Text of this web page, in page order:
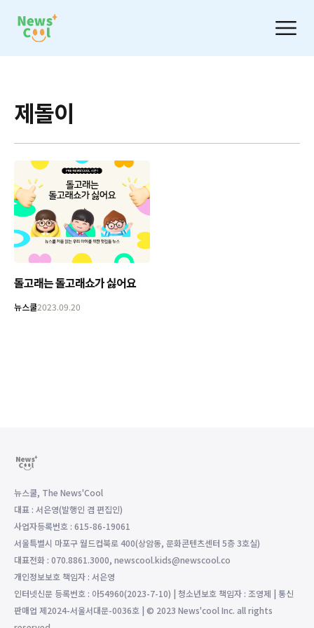
제돌이
돌고래는 돌고래쇼가 싫어요
뉴스쿨2023.09.20
뉴스쿨, The News'Cool
대표 : 서은영(발행인 겸 편집인)
사업자등록번호 : 615-86-19061
서울특별시 마포구 월드컵북로 400(상암동, 문화콘텐츠센터 5층 3호실)
대표전화 : 070.8861.3000, newscool.kids@newscool.co
개인정보보호 책임자 : 서은영
인터넷신문 등록번호 : 아54960(2023-7-10) | 청소년보호 책임자 : 조영제 | 통신
판매업 제2024-서울서대문-0036호 | © 2023 News'cool Inc. all rights